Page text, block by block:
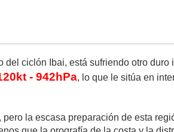
ciclón Ibai, está sufriendo otro duro
- 942hPa, lo que le sitúa en
la escasa preparación de esta